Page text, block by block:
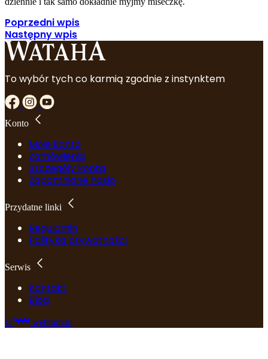
Poprzedni wpis
Następny wpis
To wybór tych co karmią zgodnie z instynktem
Konto
Moje konto
Zamówienia
Szczegóły konta
Zapomniane hasło
Przydatne linki
Regulamin
Polityka prywatności
Serwis
Kontakt
Blog
© webtom.pl